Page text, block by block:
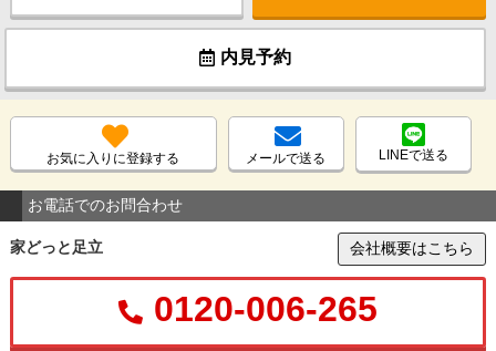
内見予約
お気に入りに登録する メールで送る LINEで送る
お電話でのお問合わせ
家どっと足立 会社概要はこちら
0120-006-265